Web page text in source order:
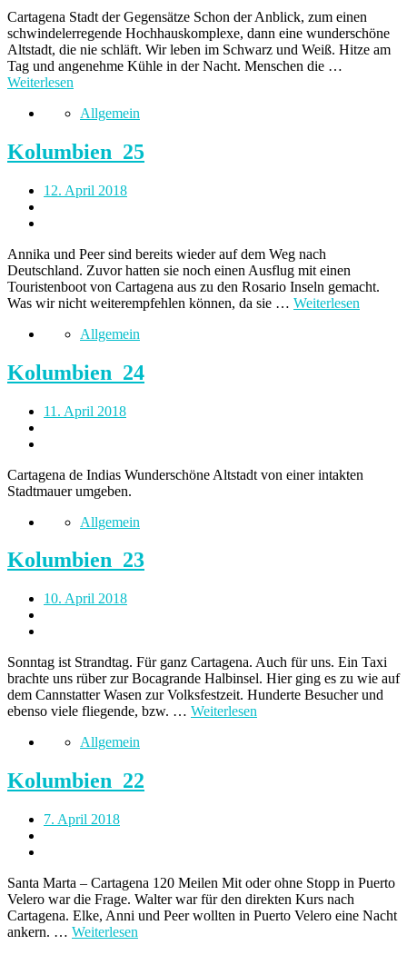
Cartagena Stadt der Gegensätze Schon der Anblick, zum einen
schwindelerregende Hochhauskomplexe, dann eine wunderschöne
Altstadt, die nie schläft. Wir leben im Schwarz und Weiß. Hitze am
Tag und angenehme Kühle in der Nacht. Menschen die …
Weiterlesen
Allgemein
Kolumbien_25
12. April 2018
Annika und Peer sind bereits wieder auf dem Weg nach
Deutschland. Zuvor hatten sie noch einen Ausflug mit einen
Touristenboot von Cartagena aus zu den Rosario Inseln gemacht.
Was wir nicht weiterempfehlen können, da sie … Weiterlesen
Allgemein
Kolumbien_24
11. April 2018
Cartagena de Indias Wunderschöne Altstadt von einer intakten
Stadtmauer umgeben.
Allgemein
Kolumbien_23
10. April 2018
Sonntag ist Strandtag. Für ganz Cartagena. Auch für uns. Ein Taxi
brachte uns rüber zur Bocagrande Halbinsel. Hier ging es zu wie auf
dem Cannstatter Wasen zur Volksfestzeit. Hunderte Besucher und
ebenso viele fliegende, bzw. … Weiterlesen
Allgemein
Kolumbien_22
7. April 2018
Santa Marta – Cartagena 120 Meilen Mit oder ohne Stopp in Puerto
Velero war die Frage. Walter war für den direkten Kurs nach
Cartagena. Elke, Anni und Peer wollten in Puerto Velero eine Nacht
ankern. … Weiterlesen